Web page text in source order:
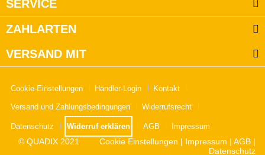
SERVICE
ZAHLARTEN
VERSAND MIT
Cookie-Einstellungen Händler-Login Kontakt
Versand und Zahlungsbedingungen Widerrufsrecht
Datenschutz Widerruf erklären AGB Impressum
© QUADIX 2021 Cookie Einstellungen | Impressum | AGB |
Datenschutz